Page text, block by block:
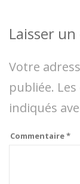
Laisser
Votre
publiée.
indiqués
Commentaire*